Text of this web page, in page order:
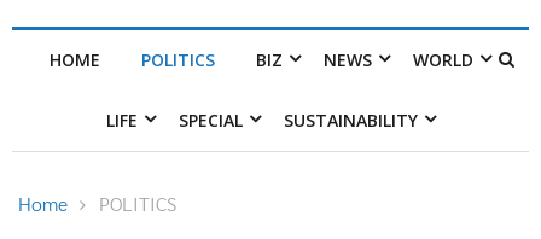
HOME POLITICS BIZ NEWS WORLD
LIFE SPECIAL SUSTAINABILITY
Home POLITICS